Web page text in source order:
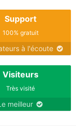
Support
100% gratuit
à l'écoute
Visiteurs
Très visité
meilleur